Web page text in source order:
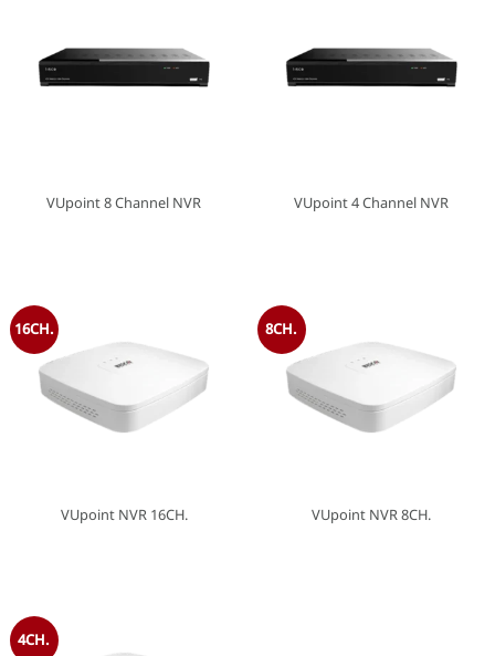
VUpoint 8 Channel NVR VUpoint 4 Channel NVR
16CH.
VUpoint NVR 16CH.
8CH.
VUpoint NVR 8CH.
4CH.